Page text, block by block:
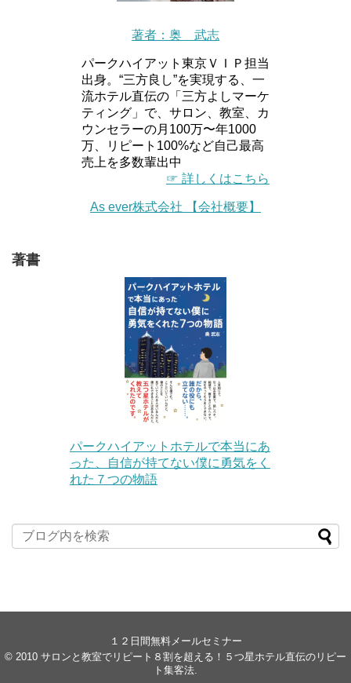
著者：奥 武志
パークハイアット東京ＶＩＰ担当
出身。“三方良し”を実現する、一
流ホテル直伝の「三方よしマーケ
ティング」で、サロン、教室、カ
ウンセラーの月100万〜年1000
万、リピート100%など自己最高
売上を多数輩出中
☞ 詳しくはこちら
As ever株式会社 【会社概要】
著書
パークハイアットホテルで本当にあ
った、自信が持てない僕に勇気をく
れた７つの物語
１２日間無料メールセミナー
© 2010 サロンと教室でリピート８割を超える！５つ星ホテル直伝のリピー
ト集客法.